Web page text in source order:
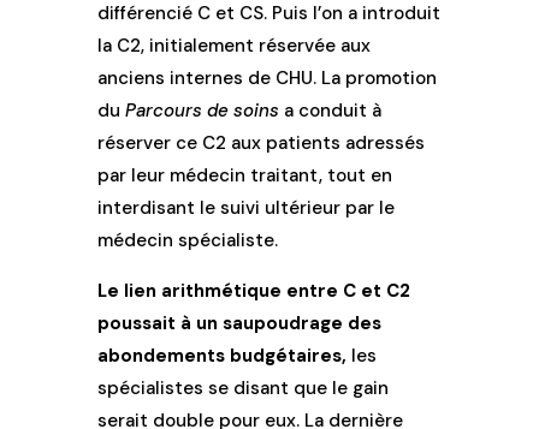
différencié C et CS. Puis l’on a introduit
la C2, initialement réservée aux
anciens internes de CHU. La promotion
du Parcours de soins a conduit à
réserver ce C2 aux patients adressés
par leur médecin traitant, tout en
interdisant le suivi ultérieur par le
médecin spécialiste.
Le lien arithmétique entre C et C2
poussait à un saupoudrage des
abondements budgétaires, les
spécialistes se disant que le gain
serait double pour eux. La dernière